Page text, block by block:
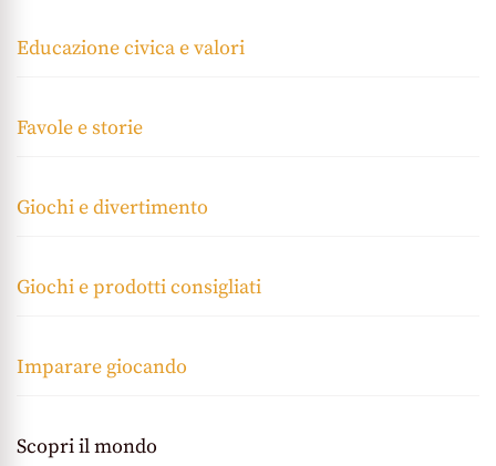
Educazione civica e valori
Favole e storie
Giochi e divertimento
Giochi e prodotti consigliati
Imparare giocando
Scopri il mondo